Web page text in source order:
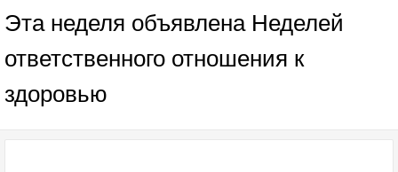
Эта неделя объявлена Неделей
ответственного отношения к
здоровью